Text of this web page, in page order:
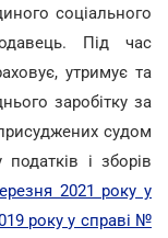
соціального
Під час
утримує та
заробітку за
судом
і зборів
2021 року у
року у справі №